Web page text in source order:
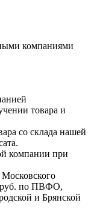
компаниями
товара и
со склада нашей
компании при
Московского
руб. по ПВФО,
и Брянской